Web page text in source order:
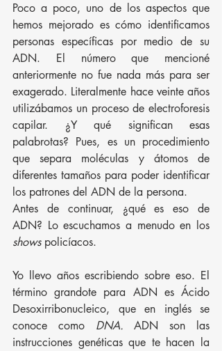
Poco a poco, uno de los aspectos que
hemos mejorado es cómo identificamos
personas específicas por medio de su
ADN. El número que mencioné
anteriormente no fue nada más para ser
exagerado. Literalmente hace veinte años
utilizábamos un proceso de electroforesis
capilar. ¿Y qué significan esas
palabrotas? Pues, es un procedimiento
que separa moléculas y átomos de
diferentes tamaños para poder identificar
los patrones del ADN de la persona.
Antes de continuar, ¿qué es eso de
shows policíacos.
Yo llevo años escribiendo sobre eso. El
término grandote para ADN es Ácido
Desoxirribonucleico, que en inglés se
conoce como DNA. ADN son las
instrucciones genéticas que te hacen la